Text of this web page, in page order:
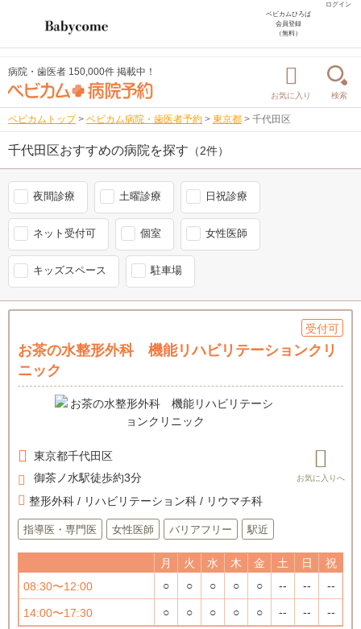
ログイン
ベビカムひろば
会員登録
（無料）
病院・歯医者 150,000件 掲載中！
お気に入り 検索
ベビカムトップ > ベビカム病院・歯医者予約 > 東京都 > 千代田区
千代田区おすすめの病院を探す （2件）
夜間診療 土曜診療 日祝診療
ネット受付可 個室 女性医師
キッズスペース 駐車場
受付可
お茶の水整形外科 機能リハビリテーションクリ
ニック
東京都千代田区
御茶ノ水駅徒歩約3分
整形外科 / リハビリテーション科 / リウマチ科
指導医・専門医 女性医師 バリアフリー 駅近
月 火 水 木 金 土 日
祝
08:30〜12:00
○ ○ ○ ○ ○ -- -- --
14:00〜17:30 ○ ○ ○ ○ ○ -- -- --